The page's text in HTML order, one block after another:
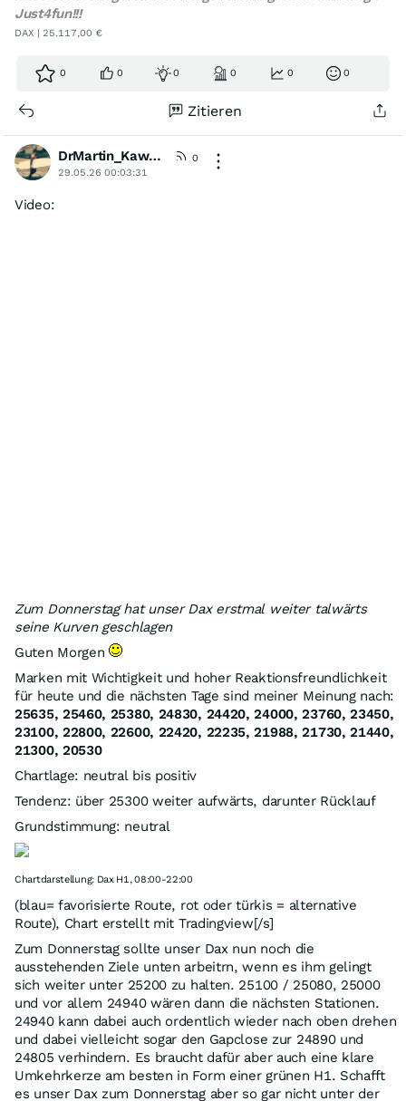
Just4fun!!!
DAX | 25.117,00 €
0 0 0 0 0 0
Zitieren
DrMartin_Kawumm [KommA]
0
29.05.26 00:03:31
Video:
Zum Donnerstag hat unser Dax erstmal weiter talwärts
seine Kurven geschlagen
Guten Morgen
Marken mit Wichtigkeit und hoher Reaktionsfreundlichkeit
für heute und die nächsten Tage sind meiner Meinung nach:
25635, 25460, 25380, 24830, 24420, 24000, 23760, 23450,
23100, 22800, 22600, 22420, 22235, 21988, 21730, 21440,
21300, 20530
Chartlage: neutral bis positiv
Tendenz: über 25300 weiter aufwärts, darunter Rücklauf
Grundstimmung: neutral
Chartdarstellung: Dax H1, 08:00-22:00
(blau= favorisierte Route, rot oder türkis = alternative
Route), Chart erstellt mit Tradingview[/s]
Zum Donnerstag sollte unser Dax nun noch die
ausstehenden Ziele unten arbeitrn, wenn es ihm gelingt
sich weiter unter 25200 zu halten. 25100 / 25080, 25000
und vor allem 24940 wären dann die nächsten Stationen.
24940 kann dabei auch ordentlich wieder nach oben drehen
und dabei vielleicht sogar den Gapclose zur 24890 und
24805 verhindern. Es braucht dafür aber auch eine klare
Umkehrkerze am besten in Form einer grünen H1. Schafft
es unser Dax zum Donnerstag aber so gar nicht unter der